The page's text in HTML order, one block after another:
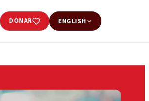
DONAR ENGLISH